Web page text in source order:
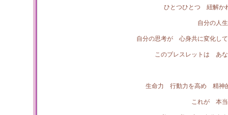
ひとつひとつ 紐解
自分の人
自分の思考が 心身共に変化し
このブレスレットは あ
生命力 行動力を高め 精神
これが 本当